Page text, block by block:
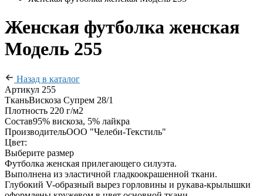
Женская футболка женская
Модель 255
Назад в каталог
Артикул 255
ТканьВискоза Супрем 28/1
Плотность 220 г/м2
Состав95% вискоза, 5% лайкра
ПроизводительООО "Челеби-Текстиль"
Цвет:
Выберите размер
Футболка женская прилегающего силуэта.
Выполнена из эластичной гладкоокрашенной ткани.
Глубокий V-образный вырез горловины и рукава-крылышки